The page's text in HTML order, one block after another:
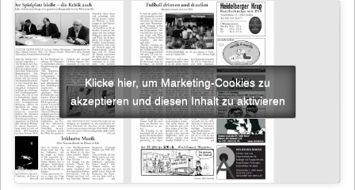
Klicke hier, um Marketing-Cookies zu
akzeptieren und diesen Inhalt zu aktivieren